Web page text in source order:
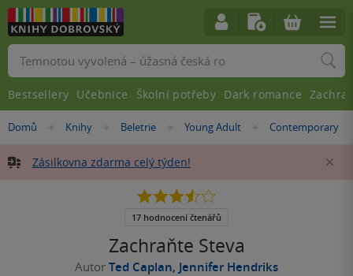
Nacházíte
zde:
Domů »
Knihy »
Beletrie »
Young Adult »
Contemporary
Zásilkovna zdarma celý týden!
Zachraňte Steva
Autor Ted Caplan, Jennifer Hendriks
3.5
5
17 hodnocení čtenářů
Vyhledávání
Bestsellery Učebnice Školní potřeby Dark romance